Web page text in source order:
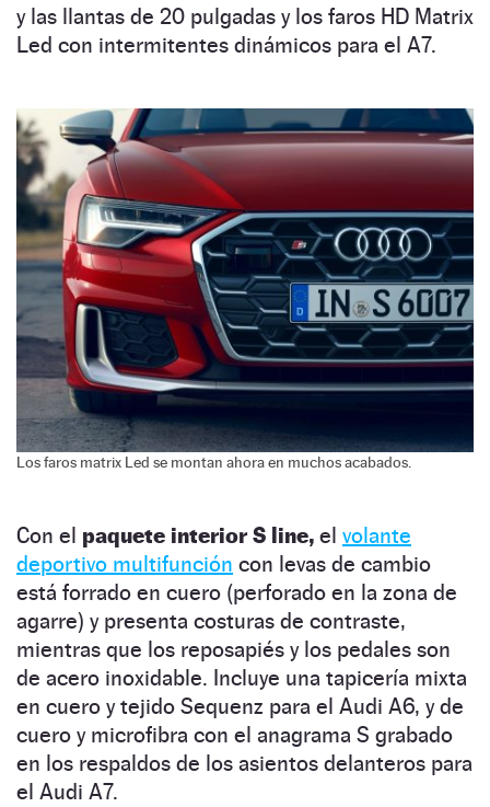
y las llantas de 20 pulgadas y los faros HD Matrix
Led con intermitentes dinámicos para el A7.
Los faros matrix Led se montan ahora en muchos acabados.
Con el paquete interior S line, el volante
deportivo multifunción con levas de cambio
está forrado en cuero (perforado en la zona de
agarre) y presenta costuras de contraste,
mientras que los reposapiés y los pedales son
de acero inoxidable. Incluye una tapicería mixta
en cuero y tejido Sequenz para el Audi A6, y de
cuero y microfibra con el anagrama S grabado
en los respaldos de los asientos delanteros para
el Audi A7.